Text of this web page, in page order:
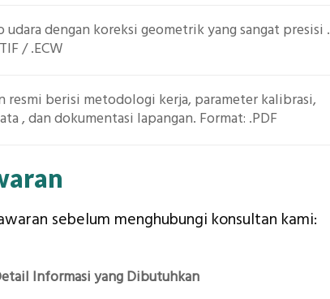
udara dengan koreksi geometrik yang sangat presisi .
/ .ECW
resmi berisi metodologi kerja, parameter kalibrasi,
, dan dokumentasi lapangan. Format: .PDF
sebelum menghubungi konsultan kami:
Informasi yang Dibutuhkan